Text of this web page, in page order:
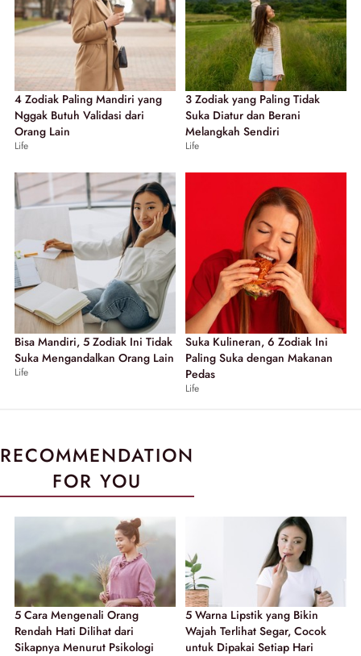
4 Zodiak Paling Mandiri yang
Nggak Butuh Validasi dari
Orang Lain
Life
3 Zodiak yang Paling Tidak
Suka Diatur dan Berani
Melangkah Sendiri
Life
Bisa Mandiri, 5 Zodiak Ini Tidak
Suka Mengandalkan Orang Lain
Life
Suka Kulineran, 6 Zodiak Ini
Paling Suka dengan Makanan
Pedas
Life
RECOMMENDATION
FOR YOU
5 Cara Mengenali Orang
Rendah Hati Dilihat dari
Sikapnya Menurut Psikologi
5 Warna Lipstik yang Bikin
Wajah Terlihat Segar, Cocok
untuk Dipakai Setiap Hari